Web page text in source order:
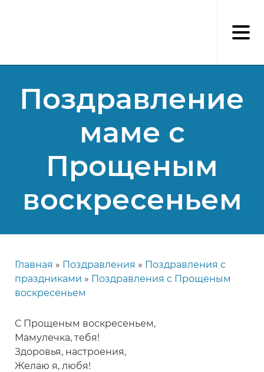
Поздравление
маме с
Прощеным
воскресеньем
Строка
навигации
Главная Поздравления
Поздравления с
праздниками
Поздравления с Прощеным
воскресеньем
С Прощеным воскресеньем,
Мамулечка, тебя!
Здоровья, настроения,
Желаю я, любя!